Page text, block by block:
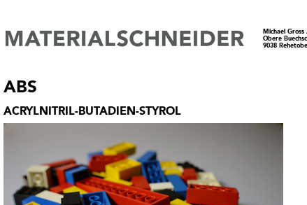
Michael Gross
Obere
9038
ABS
ACRYLNITRIL-BUTADIEN-STYROL